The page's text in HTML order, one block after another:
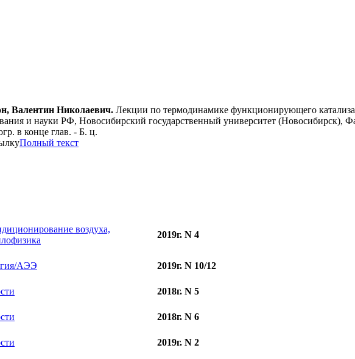
Валентин Николаевич. Лекции по термодинамике функционирующего
и науки РФ, Новосибирский государственный университет (Новосибирск),
в конце глав. - Б. ц.
Полный текст
воздуха,
2019г. N 4
АЭЭ 2019г. N 10/12
2018г. N 5
2018г. N 6
2019г. N 2